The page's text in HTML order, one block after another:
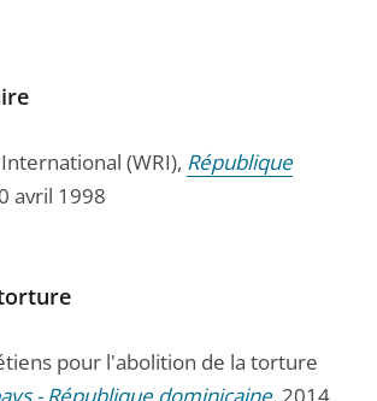
(WRI), République
avril 1998
pour l'abolition de la torture